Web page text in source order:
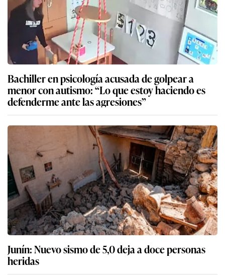
Bachiller en psicología acusada de golpear a
menor con autismo: “Lo que estoy haciendo es
defenderme ante las agresiones”
Junín: Nuevo sismo de 5,0 deja a doce personas
heridas